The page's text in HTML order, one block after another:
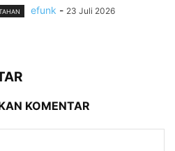
efunk - 23 Juli 2026
KOMENTAR